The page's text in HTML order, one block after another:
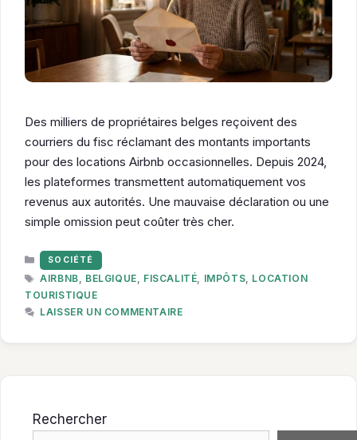
Des milliers de propriétaires belges reçoivent des
courriers du fisc réclamant des montants importants
pour des locations Airbnb occasionnelles. Depuis 2024,
les plateformes transmettent automatiquement vos
revenus aux autorités. Une mauvaise déclaration ou une
simple omission peut coûter très cher.
CATÉGORIES
SOCIÉTÉ
ÉTIQUETTES
AIRBNB, BELGIQUE, FISCALITÉ, IMPÔTS, LOCATION
TOURISTIQUE
LAISSER UN COMMENTAIRE
Rechercher